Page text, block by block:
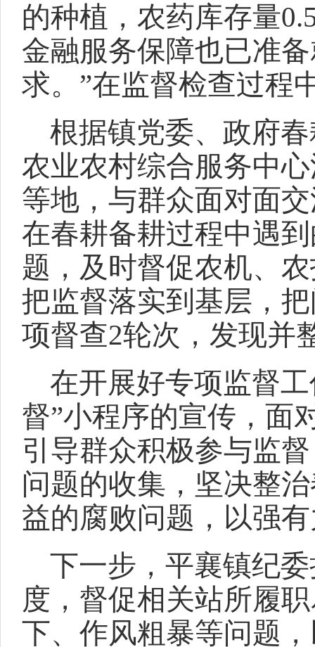
的种植，农药库存量
金融服务保障也已准
求。”在监督检查过程
根据镇党委、政府
农业农村综合服务中
等地，与群众面对面
在春耕备耕过程中遇
题，及时督促农机、
把监督落实到基层，
项督查2轮次，发现并
在开展好专项监督
督”小程序的宣传，面
引导群众积极参与监
问题的收集，坚决整
益的腐败问题，以强
下一步，平襄镇纪
度，督促相关站所履
下、作风粗暴等问题